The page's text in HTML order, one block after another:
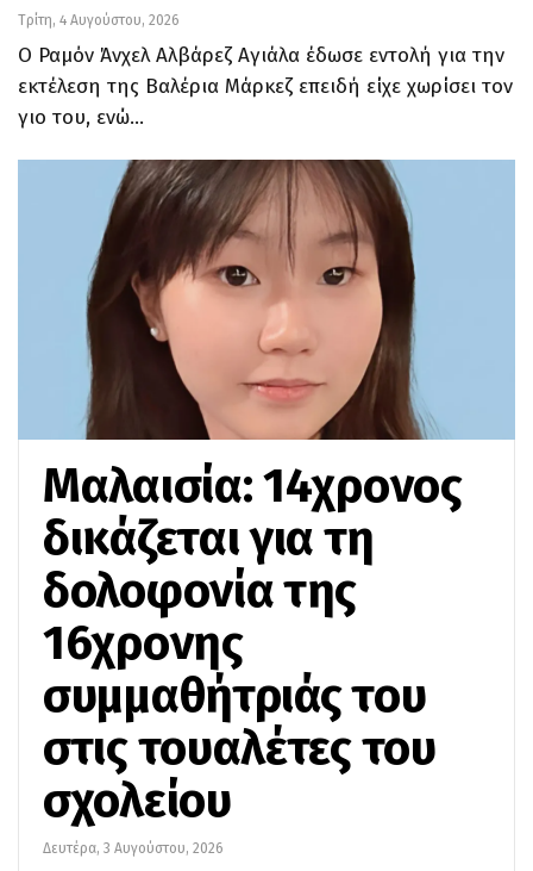
Τρίτη, 4 Αυγούστου, 2026
Ο Ραμόν Άνχελ Αλβάρεζ Αγιάλα έδωσε εντολή για την
εκτέλεση της Βαλέρια Μάρκεζ επειδή είχε χωρίσει τον
γιο του, ενώ…
Μαλαισία: 14χρονος
δικάζεται για τη
δολοφονία της
16χρονης
συμμαθήτριάς του
στις τουαλέτες του
σχολείου
Δευτέρα, 3 Αυγούστου, 2026